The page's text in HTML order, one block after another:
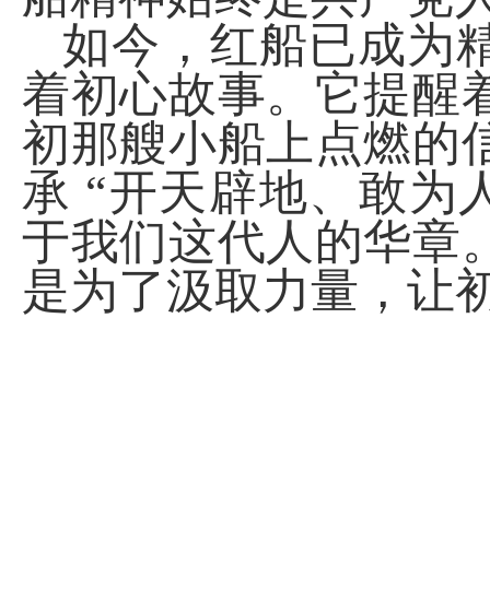
如今，红船已成为
着初心故事。它提醒
初那艘小船上点燃的
承 “开天辟地、敢为
于我们这代人的华章
是为了汲取力量，让